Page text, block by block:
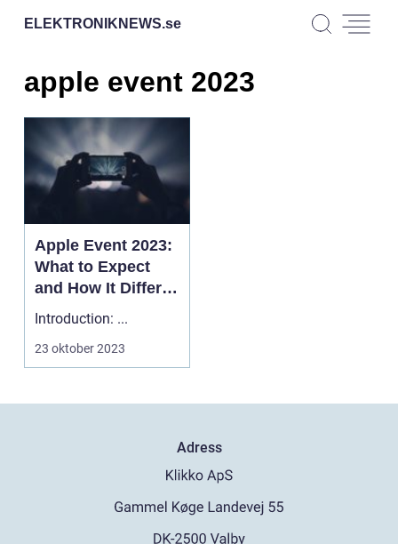
ELEKTRONIKNEWS.se
apple event 2023
Apple Event 2023:
What to Expect
and How It Differs
from Previous
Introduction: ...
23 oktober 2023
Adress